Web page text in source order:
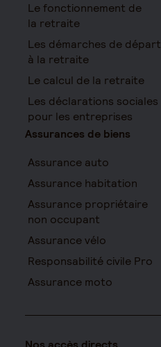
Le fonctionnement de
la retraite
Les démarches de départ
à la retraite
Le calcul de la retraite
Les déclarations sociales
pour les entreprises
Assurances de biens
Assurance auto
Assurance habitation
Assurance propriétaire
non occupant
Assurance vélo
Responsabilité civile Pro
Assurance moto